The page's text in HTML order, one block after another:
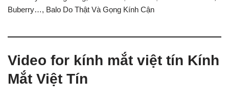
Buberry…, Balo Do Thật Và Gọng Kính Cận
Video for kính mắt việt tín Kính
Mắt Việt Tín